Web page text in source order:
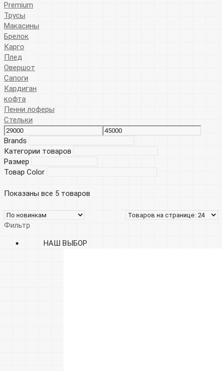
Premium
Трусы
Макасины
Брелок
Карго
Плед
Овершот
Сапоги
Кардиган
кофта
Пенни лоферы
Стельки
Brands
Категории товаров
Размер
Товар Color
Показаны все 5 товаров
Фильтр
НАШ ВЫБОР